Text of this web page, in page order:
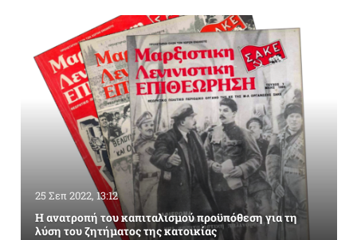
25 Σεπ 2022, 13:12
Η ανατροπή του καπιταλισμού προϋπόθεση για τη
λύση του ζητήματος της κατοικίας